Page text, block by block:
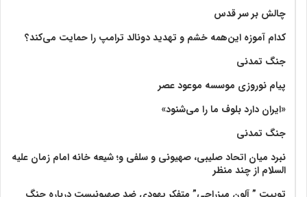
چالش بر سر قدس
کدام آموزه این‌همه خشم و تهدید دونالد ترامپ را حمایت می‌کند؟
جنگ تمدنی
پیام نوروزی موسسه موعود عصر
«ایران دارد بلوف ما را می‌شنود»
جنگ تمدنی
نبرد میان اتحاد صلیبی، صهیونی و سلفی و؛ شیعه خانه امام زمان علیه
السلام از چند منظر